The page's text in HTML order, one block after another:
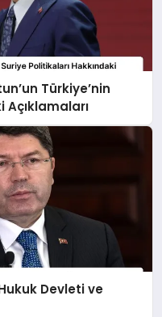
Türkiye’nin
Açıklamaları
Devleti ve